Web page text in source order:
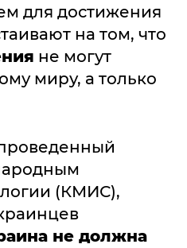
для достижения
на том, что
не могут
миру, а только
(КМИС),
не должна